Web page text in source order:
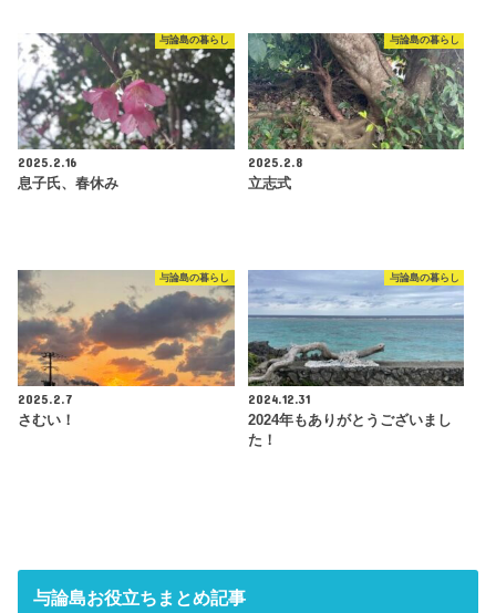
与論島の暮らし
2025.2.16
息子氏、春休み
与論島の暮らし
2025.2.8
立志式
与論島の暮らし
2025.2.7
さむい！
与論島の暮らし
2024.12.31
2024年もありがとうございまし
た！
与論島お役立ちまとめ記事